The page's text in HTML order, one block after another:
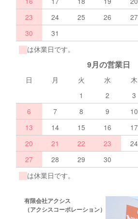
23
24 25 26 27
30
31
は休業日です。
9月の営業日
日 月 火 水 木
1
2 3
6
7 8 9 10
13
14 15 16 17
20
21 22 23 24
27
28 29
30
は休業日です。
有限会社アクシス
（アクシスコーポレーション）